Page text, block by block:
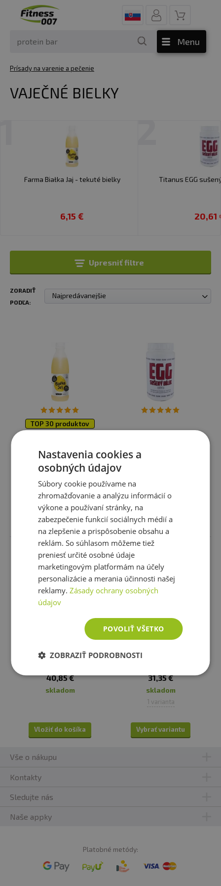
Menu
Prísady na varenie a pečenie
VAJEČNÉ BIELKY
Farma Białka Jaj - tekuté bielky
6,15 €
Titanus EGG
20,61
Upresniť filtre
ZORADIŤ
PODĽA:
Najpredávanejšie
TOP 30 produktov
6,15 €
skladom
1 varianta
Vybrať variantu Vložiť do košíka
vaječný proteín 1000 g
40,85 €
skladom
Vložiť do košíka
31,35 €
skladom
1 varianta
Vybrať variantu
Vše o nákupu
Kontakty
Sledujte nás
Naše appky
Platobné metódy:
Nastavenia cookies a
osobných údajov
Súbory cookie používame na
zhromažďovanie a analýzu informácií o
výkone a používaní stránky, na
zabezpečenie funkcií sociálnych médií a
na zlepšenie a prispôsobenie obsahu a
reklám. So súhlasom môžeme tiež
preniesť určité osobné údaje
marketingovým platformám na účely
personalizácie a merania účinnosti našej
reklamy.Zásady ochrany osobných
údajov
POVOLIŤ VŠETKO
ZOBRAZIŤ PODROBNOSTI